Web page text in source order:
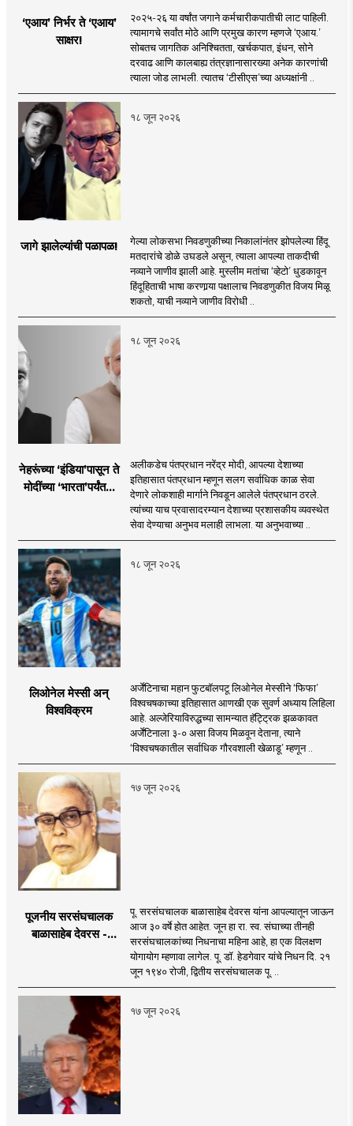
‘एआय’ निर्भर ते ‘एआय’
साक्षर!
२०२५-२६ या वर्षांत जगाने कर्मचारीकपातीची लाट पाहिली.
त्यामागचे सर्वांत मोठे आणि प्रमुख कारण म्हणजे ‘एआय.’
सोबतच जागतिक अनिश्चितता, खर्चकपात, इंधन, सोने
दरवाढ आणि कालबाह्य तंत्रज्ञानासारख्या अनेक कारणांची
त्याला जोड लाभली. त्यातच ‘टीसीएस’च्या अध्यक्षांनी ..
१८ जून २०२६
जागे झालेल्यांची पळापळ!
गेल्या लोकसभा निवडणुकीच्या निकालांनंतर झोपलेल्या हिंदू
मतदारांचे डोळे उघडले असून, त्याला आपल्या ताकदीची
नव्याने जाणीव झाली आहे. मुस्लीम मतांचा ‘व्हेटो’ धुडकावून
हिंदूहिताची भाषा करणार्‍या पक्षालाच निवडणुकीत विजय मिळू
शकतो, याची नव्याने जाणीव विरोधी ..
१८ जून २०२६
नेहरूंच्या ‘इंडिया’पासून ते
मोदींच्या ‘भारता’पर्यंतचा
अलीकडेच पंतप्रधान नरेंद्र मोदी, आपल्या देशाच्या
इतिहासात पंतप्रधान म्हणून सलग सर्वाधिक काळ सेवा
देणारे लोकशाही मार्गाने निवडून आलेले पंतप्रधान ठरले.
त्यांच्या याच प्रवासादरम्यान देशाच्या प्रशासकीय व्यवस्थेत
सेवा देण्याचा अनुभव मलाही लाभला. या अनुभवाच्या ..
१८ जून २०२६
लिओनेल मेस्सी अन्
विश्वविक्रम
अर्जेंटिनाचा महान फुटबॉलपटू लिओनेल मेस्सीने ‘फिफा’
विश्वचषकाच्या इतिहासात आणखी एक सुवर्ण अध्याय लिहिला
आहे. अल्जेरियाविरुद्धच्या सामन्यात हॅट्ट्रिक झळकावत
अर्जेंटिनाला ३-० असा विजय मिळवून देताना, त्याने
‘विश्वचषकातील सर्वाधिक गौरवशाली खेळाडू’ म्हणून ..
१७ जून २०२६
पूजनीय सरसंघचालक
बाळासाहेब देवरस -
पू. सरसंघचालक बाळासाहेब देवरस यांना आपल्यातून जाऊन
आज ३० वर्षे होत आहेत. जून हा रा. स्व. संघाच्या तीनही
सरसंघचालकांच्या निधनाचा महिना आहे, हा एक विलक्षण
योगायोग म्हणावा लागेल. पू. डॉ. हेडगेवार यांचे निधन दि. २१
जून १९४० रोजी, द्वितीय सरसंघचालक पू. ..
१७ जून २०२६